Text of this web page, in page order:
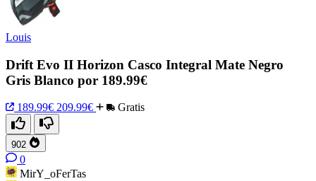
Louis
Drift Evo II Horizon Casco Integral Mate Negro
Gris Blanco por 189.99€
189.99€ 209.99€ Gratis
902
0
MirY_oFerTas